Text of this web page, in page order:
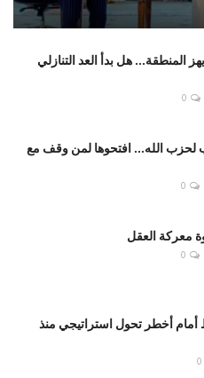
المنطقة... هل بدأ العد التنازلي
0
لحزب الله... افتحوها لمن وقف مع
0
معركة العقل
0
أخطر تحول استراتيجي منذ
0